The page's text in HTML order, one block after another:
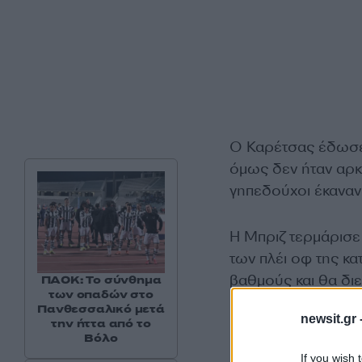
newsit.gr
If you wish
Ο Καρέτσας έδωσε
όμως δεν ήταν
γηπεδούχοι
Η Μπριζ
των πλέι οφ της
βαθμούς και θα
ΠΑΟΚ: Το σύνθημα
των οπαδών στο
Πανθεσσαλικό μετά
την ήττα από το
Βόλο